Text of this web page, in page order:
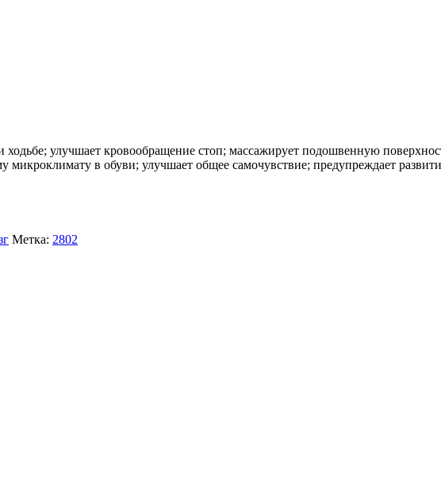
улучшает кровообращение стоп; массажирует подошвенную
в обуви; улучшает общее самочувствие; предупреждает
Метка: 2802